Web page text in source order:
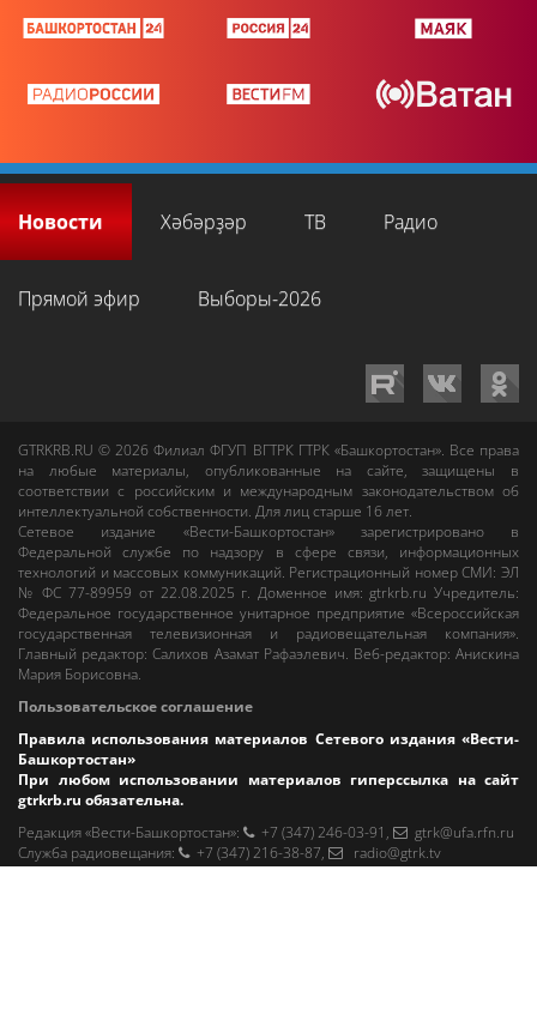
Новости Хәбәрҙәр ТВ Радио
Прямой эфир Выборы-2026
GTRKRB.RU © 2026Филиал ФГУП ВГТРК ГТРК «Башкортостан». Все права
на любые материалы, опубликованные на сайте, защищены в
соответствии с российским и международным законодательством об
интеллектуальной собственности. Для лиц старше 16 лет.
Сетевое издание «Вести-Башкортостан»зарегистрировано в
Федеральной службе по надзору в сфере связи, информационных
технологий и массовых коммуникаций. Регистрационный номер СМИ: ЭЛ
№ ФС 77-89959 от 22.08.2025 г. Доменное имя:gtrkrb.ru Учредитель:
Федеральное государственное унитарное предприятие «Всероссийская
государственная телевизионная и радиовещательная компания».
Главный редактор:Салихов Азамат Рафаэлевич. Веб-редактор:Анискина
Мария Борисовна.
Пользовательское соглашение
Правила использования материалов Сетевого издания «Вести-
Башкортостан»
При любом использовании материалов гиперссылка на сайт
gtrkrb.ru обязательна.
Редакция «Вести-Башкортостан»: +7 (347) 246-03-91 ,
gtrk@ufa.rfn.ru
Cлужба радиовещания: +7 (347) 216-38-87,
radio@gtrk.tv
Реклама на каналах и на сайте: +7 (347) 295-98-71,
reklama@gtrk.tv